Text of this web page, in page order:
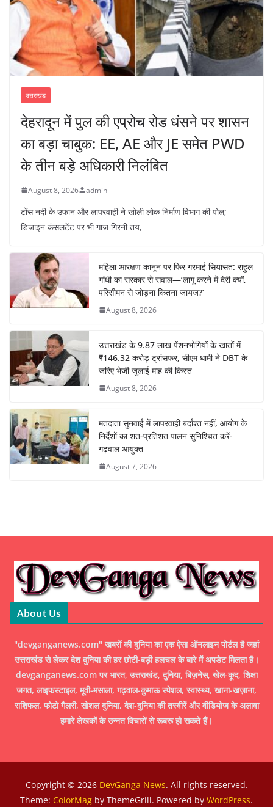
उत्तराखंड
देहरादून में पुल की एप्रोच रोड धंसने पर शासन
का बड़ा चाबुक: EE, AE और JE समेत PWD
के तीन बड़े अधिकारी निलंबित
August 8, 2026 admin
टोंस नदी के उफान और लापरवाही ने खोली लोक निर्माण विभाग की पोल;
डिजाइन कंसलटेंट पर भी गाज गिरनी तय,
महिला आरक्षण कानून पर फिर गरमाई सियासत: राहुल
गांधी का सरकार से सवाल—’लागू करने में देरी क्यों,
परिसीमन से जोड़ना कितना जायज?’
August 8, 2026
उत्तराखंड के 9.87 लाख पेंशनभोगियों के खातों में
₹146.32 करोड़ ट्रांसफर, सीएम धामी ने DBT के
जरिए भेजी जुलाई माह की किस्त
August 8, 2026
मतदाता सुनवाई में लापरवाही बर्दाश्त नहीं, आयोग के
निर्देशों का शत-प्रतिशत पालन सुनिश्चित करें-
गढ़वाल आयुक्त
August 7, 2026
About Us
"devganganews.com" खबरों की दुनिया का एक ऐसा ऑनलाइन पोर्टल है जहां
उत्तराखंड से लेकर देश दुनिया की हर छोटी-बड़ी हलचल के बारे में अपडेट मिलता है।
devganganews.com पर भारत, उत्तराखंड, दुनिया, बिज़नेस, खेल-कूद, शिक्षा
जगत, लाइफस्टाइल, मूवी-मसाला, गढ़वाल-कुमाऊ स्पेशल, स्वास्थ्य, खाना-खज़ाना,
राशिफल, फोटो गैलरी, सोशल दुनिया, देश-दुनिया की तस्वीरें और वीडियोज के अलावा
हमारे लेखकों के उन्नत विचारों से रूबरू हो सकते हैं।
Copyright © 2026 DevGanga News. All rights reserved.
Theme: ColorMag by ThemeGrill. Powered by WordPress.